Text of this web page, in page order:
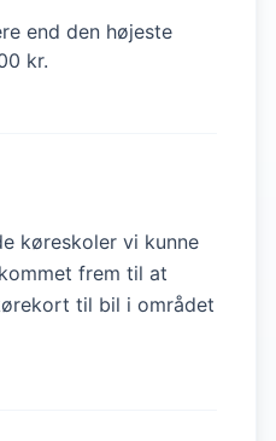
end den højeste
kr.
køreskoler vi kunne
frem til at
til bil i området